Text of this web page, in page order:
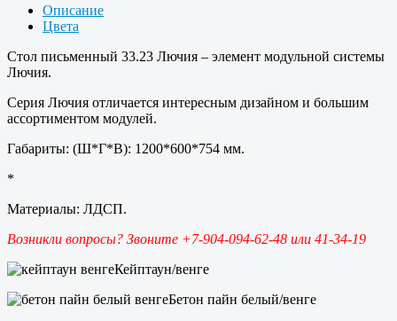
Описание
Цвета
Стол письменный 33.23 Лючия – элемент модульной системы
Лючия.
Серия Лючия отличается интересным дизайном и большим
ассортиментом модулей.
Габариты: (Ш*Г*В): 1200*600*754 мм.
*
Материалы: ЛДСП.
Возникли вопросы? Звоните +7-904-094-62-48 или 41-34-19
Кейптаун/венге
Бетон пайн белый/венге